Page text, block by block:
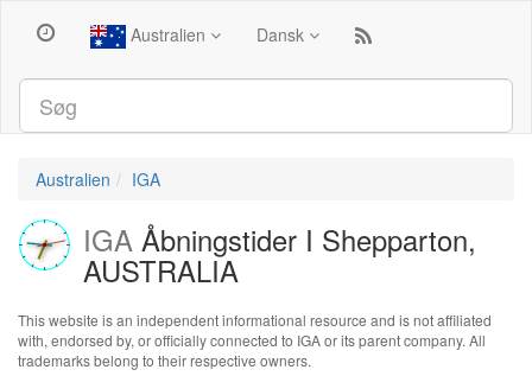
Australien Dansk
Australien IGA
IGA Åbningstider I Shepparton,
AUSTRALIA
This website is an independent informational resource and is not affiliated
with, endorsed by, or officially connected to IGA or its parent company. All
trademarks belong to their respective owners.